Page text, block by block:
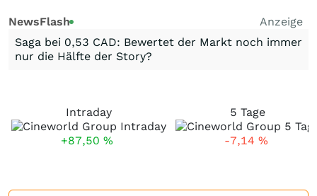
NewsFlash
Anzeige
Saga bei 0,53 CAD: Bewertet der Markt noch immer
nur die Hälfte der Story?
Intraday
+87,50 %
5 Tage
-7,14 %